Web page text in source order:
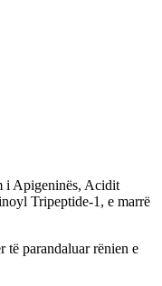
i Apigeninës, Acidit
Tripeptide-1, e marrë
të parandaluar rënien e